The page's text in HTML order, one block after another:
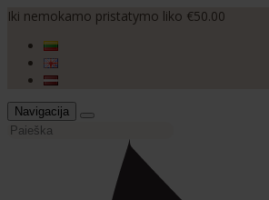
Iki nemokamo pristatymo liko €50.00
Navigacija